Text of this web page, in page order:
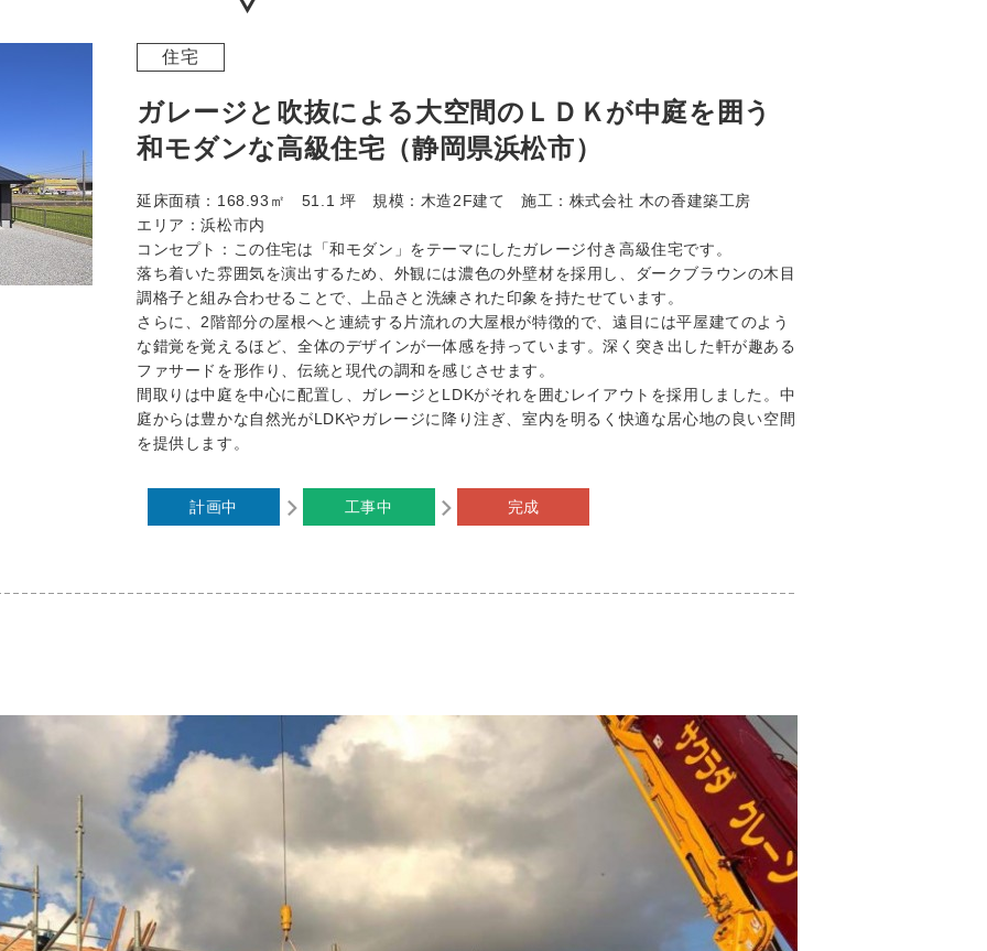
住宅
ガレージと吹抜による大空間のＬＤＫが中庭を囲う
和モダンな高級住宅（静岡県浜松市）
延床面積：168.93㎡ 51.1 坪 規模：木造2F建て 施工：株式会社 木の香建築工房
エリア：浜松市内
コンセプト：この住宅は「和モダン」をテーマにしたガレージ付き高級住宅です。
落ち着いた雰囲気を演出するため、外観には濃色の外壁材を採用し、ダークブラウンの木目
調格子と組み合わせることで、上品さと洗練された印象を持たせています。
さらに、2階部分の屋根へと連続する片流れの大屋根が特徴的で、遠目には平屋建てのよう
な錯覚を覚えるほど、全体のデザインが一体感を持っています。深く突き出した軒が趣ある
ファサードを形作り、伝統と現代の調和を感じさせます。
間取りは中庭を中心に配置し、ガレージとLDKがそれを囲むレイアウトを採用しました。中
庭からは豊かな自然光がLDKやガレージに降り注ぎ、室内を明るく快適な居心地の良い空間
を提供します。
計画中 工事中 完成